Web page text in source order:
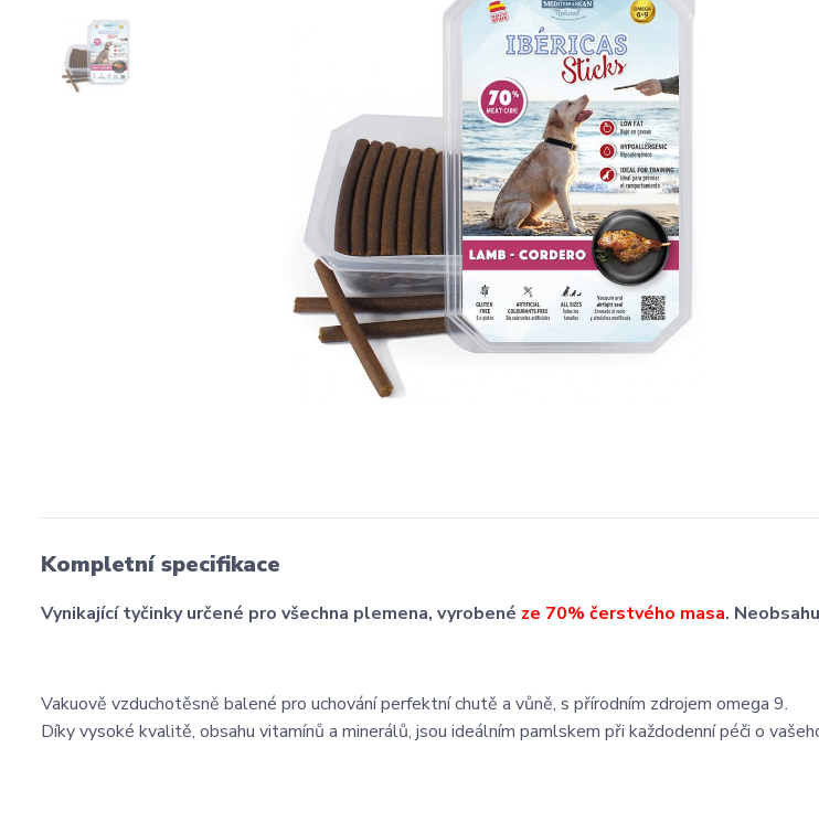
Kompletní specifikace
Vynikající tyčinky určené pro všechna plemena, vyrobené ze 70% čerstvého masa.
Vakuově vzduchotěsně balené pro uchování perfektní chutě a vůně, s přírodním zdrojem omega 9.
Díky vysoké kvalitě, obsahu vitamínů a minerálů, jsou ideálním pamlskem při každodenní péči o